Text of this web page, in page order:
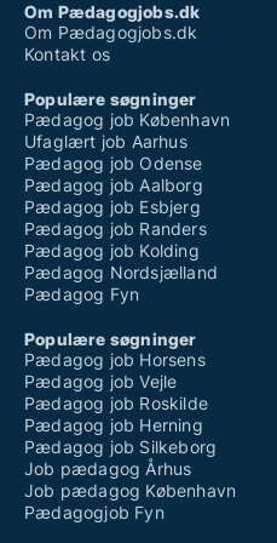
Om Pædagogjobs.dk
Om Pædagogjobs.dk
Kontakt os
Populære søgninger
Pædagog job København
Ufaglært job Aarhus
Pædagog job Odense
Pædagog job Aalborg
Pædagog job Esbjerg
Pædagog job Randers
Pædagog job Kolding
Pædagog Nordsjælland
Pædagog Fyn
Populære søgninger
Pædagog job Horsens
Pædagog job Vejle
Pædagog job Roskilde
Pædagog job Herning
Pædagog job Silkeborg
Job pædagog Århus
Job pædagog København
Pædagogjob Fyn